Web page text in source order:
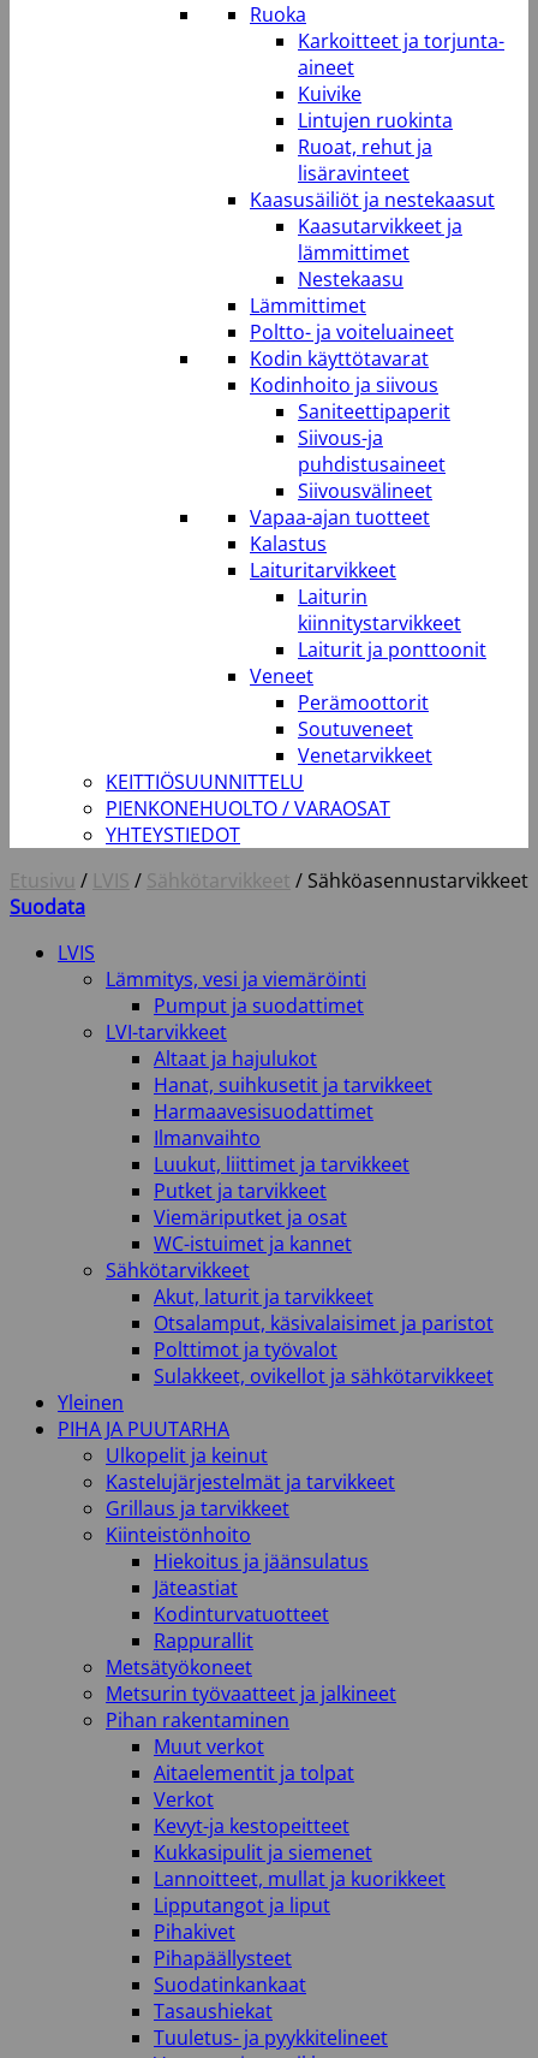
Ruoka
Karkoitteet ja torjunta-
aineet
Kuivike
Lintujen ruokinta
Ruoat, rehut ja
lisäravinteet
Kaasusäiliöt ja nestekaasut
Kaasutarvikkeet ja
lämmittimet
Nestekaasu
Lämmittimet
Poltto- ja voiteluaineet
Kodin käyttötavarat
Kodinhoito ja siivous
Saniteettipaperit
Siivous-ja
puhdistusaineet
Siivousvälineet
Vapaa-ajan tuotteet
Kalastus
Laituritarvikkeet
Laiturin
kiinnitystarvikkeet
Laiturit ja ponttoonit
Veneet
Perämoottorit
Soutuveneet
Venetarvikkeet
KEITTIÖSUUNNITTELU
PIENKONEHUOLTO / VARAOSAT
YHTEYSTIEDOT
Etusivu / LVIS / Sähkötarvikkeet / Sähköasennustarvikkeet
Suodata
LVIS
Lämmitys, vesi ja viemäröinti
Pumput ja suodattimet
LVI-tarvikkeet
Altaat ja hajulukot
Hanat, suihkusetit ja tarvikkeet
Harmaavesisuodattimet
Ilmanvaihto
Luukut, liittimet ja tarvikkeet
Putket ja tarvikkeet
Viemäriputket ja osat
WC-istuimet ja kannet
Sähkötarvikkeet
Akut, laturit ja tarvikkeet
Otsalamput, käsivalaisimet ja paristot
Polttimot ja työvalot
Sulakkeet, ovikellot ja sähkötarvikkeet
Yleinen
PIHA JA PUUTARHA
Ulkopelit ja keinut
Kastelujärjestelmät ja tarvikkeet
Grillaus ja tarvikkeet
Kiinteistönhoito
Hiekoitus ja jäänsulatus
Jäteastiat
Kodinturvatuotteet
Rappurallit
Metsätyökoneet
Metsurin työvaatteet ja jalkineet
Pihan rakentaminen
Muut verkot
Aitaelementit ja tolpat
Verkot
Kevyt-ja kestopeitteet
Kukkasipulit ja siemenet
Lannoitteet, mullat ja kuorikkeet
Lipputangot ja liput
Pihakivet
Pihapäällysteet
Suodatinkankaat
Tasaushiekat
Tuuletus- ja pyykkitelineet